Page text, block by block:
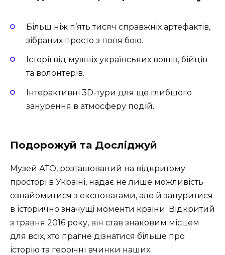
Більш ніж п’ять тисяч справжніх артефактів,
зібраних просто з поля бою.
Історії від мужніх українських воїнів, бійців
та волонтерів.
Інтерактивні 3D-тури для ще глибшого
занурення в атмосферу подій.
Подорожуй та Досліджуй
Музей АТО, розташований на відкритому
просторі в Україні, надає не лише можливість
ознайомитися з експонатами, але й зануритися
в історично значущі моменти країни. Відкритий
з травня 2016 року, він став знаковим місцем
для всіх, хто прагне дізнатися більше про
історію та героїчні вчинки наших